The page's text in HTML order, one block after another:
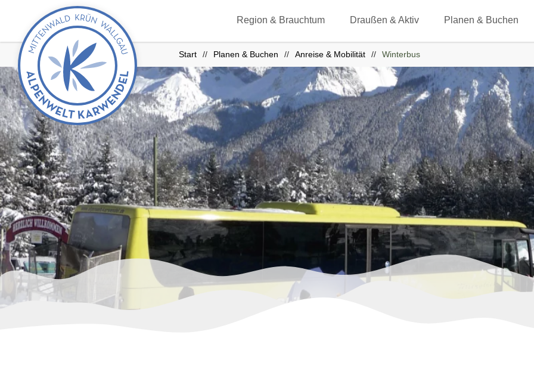
Region & Brauchtum Draußen & Aktiv Planen & Buchen
zurück
zur
Startseite
Start Planen & Buchen Anreise & Mobilität Winterbus